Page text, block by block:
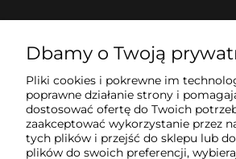
Informacje
Strefa klienta
Dbamy o Twoją
Pliki cookies i pokrewne im
poprawne działanie strony i
dostosować ofertę do Twoich
zaakceptować wykorzystanie przez
tych plików i przejść do sklepu lub
plików do swoich preferencji,